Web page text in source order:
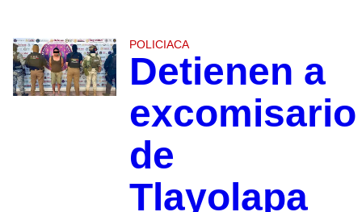
POLICIACA
Detienen a
excomisario
de
Tlayolapa